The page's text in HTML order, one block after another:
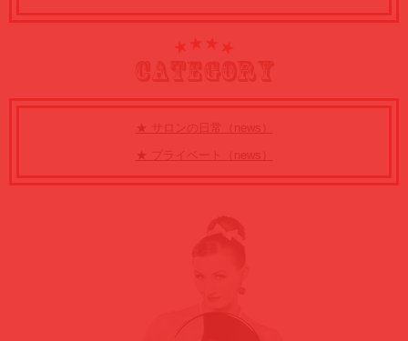
★ サロンの日常（news）
★ プライベート（news）